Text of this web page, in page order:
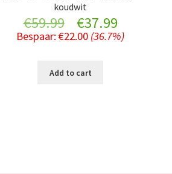
koudwit
€59.99
Original
price
was:
€37.99Current
price
Bespaar:€22.00 (36.7%)
Add to cart